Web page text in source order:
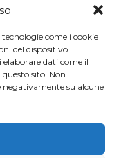
come i cookie
del dispositivo. Il
elaborare dati come il
sito. Non
negativamente su alcune